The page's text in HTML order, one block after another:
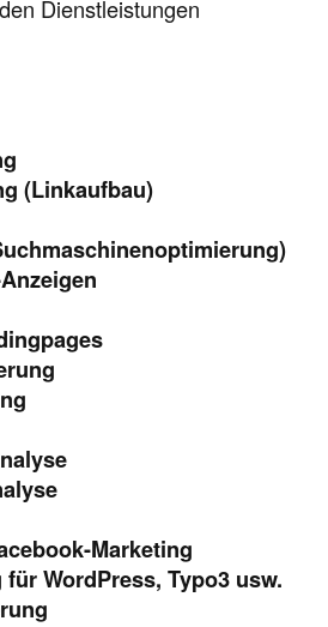
Dienstleistungen
(Linkaufbau)
Marketing
WordPress, Typo3 usw.